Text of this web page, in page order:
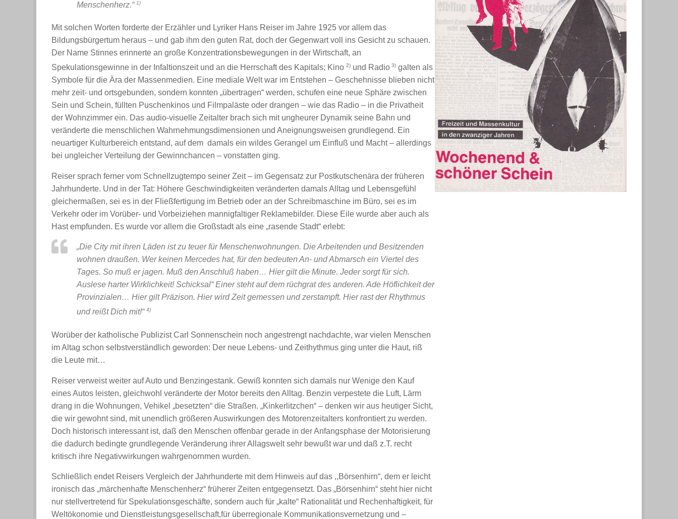
Menschenherz.“ 1)
Mit solchen Worten forderte der Erzähler und Lyriker Hans Reiser im Jahre 1925 vor allem das
Bildungsbürgertum heraus – und gab ihm den guten Rat, doch der Gegenwart voll ins Gesicht zu schauen.
Der Name Stinnes erinnerte an große Konzentrationsbewegungen in der Wirtschaft, an
Spekulationsgewinne in der Infaltionszeit und an die Herrschaft des Kapitals; Kino 2) und Radio 3) galten als
Symbole für die Ära der Massenmedien. Eine mediale Welt war im Entstehen – Geschehnisse blieben nicht
mehr zeit- und ortsgebunden, sondern konnten „übertragen“ werden, schufen eine neue Sphäre zwischen
Sein und Schein, füllten Puschenkinos und Filmpaläste oder drangen – wie das Radio – in die Privatheit
der Wohnzimmer ein. Das audio-visuelle Zeitalter brach sich mit ungheurer Dynamik seine Bahn und
veränderte die menschlichen Wahrnehmungsdimensionen und Aneignungsweisen grundlegend. Ein
neuartiger Kulturbereich entstand, auf dem damals ein wildes Gerangel um Einfluß und Macht – allerdings
bei ungleicher Verteilung der Gewinnchancen – vonstatten ging.
Reiser sprach ferner vom Schnellzugtempo seiner Zeit – im Gegensatz zur Postkutschenära der früheren
Jahrhunderte. Und in der Tat: Höhere Geschwindigkeiten veränderten damals Alltag und Lebensgefühl
gleichermaßen, sei es in der Fließfertigung im Betrieb oder an der Schreibmaschine im Büro, sei es im
Verkehr oder im Vorüber- und Vorbeiziehen mannigfaltiger Reklamebilder. Diese Eile wurde aber auch als
Hast empfunden. Es wurde vor allem die Großstadt als eine „rasende Stadt“ erlebt:
„Die City mit ihren Läden ist zu teuer für Menschenwohnungen. Die Arbeitenden und Besitzenden
wohnen draußen. Wer keinen Mercedes hat, für den bedeuten An- und Abmarsch ein Viertel des
Tages. So muß er jagen. Muß den Anschluß haben… Hier gilt die Minute. Jeder sorgt für sich.
Auslese harter Wirklichkeit! Schicksal“ Einer steht auf dem rüchgrat des anderen. Ade Höflichkeit der
Provinzialen… Hier gilt Präzison. Hier wird Zeit gemessen und zerstampft. Hier rast der Rhythmus
und reißt Dich mit!“ 4)
Worüber der katholische Publizist Carl Sonnenschein noch angestrengt nachdachte, war vielen Menschen
im Altag schon selbstverständlich geworden: Der neue Lebens- und Zeithythmus ging unter die Haut, riß
die Leute mit…
Reiser verweist weiter auf Auto und Benzingestank. Gewiß konnten sich damals nur Wenige den Kauf
eines Autos leisten, gleichwohl veränderte der Motor bereits den Alltag. Benzin verpestete die Luft, Lärm
drang in die Wohnungen, Vehikel „besetzten“ die Straßen. „Kinkerlitzchen“ – denken wir aus heutiger Sicht,
die wir gewohnt sind, mit unendlich größeren Auswirkungen des Motorenzeitalters konfrontiert zu werden.
Doch historisch interessant ist, daß den Menschen offenbar gerade in der Anfangsphase der Motorisierung
die dadurch bedingte grundlegende Veränderung ihrer Allagswelt sehr bewußt war und daß z.T. recht
kritisch ihre Negativwirkungen wahrgenornmen wurden.
Schließlich endet Reisers Vergleich der Jahrhunderte mit dem Hinweis auf das ,,Börsenhirn“, dem er leicht
ironisch das „märchenhafte Menschenherz“ früherer Zeiten entgegensetzt. Das „Börsenhirn“ steht hier nicht
nur stellvertretend für Spekulationsgeschäfte, sondern auch für „kalte“ Rationalität und Rechenhaftigkeit, für
Weltökonomie und Dienstleistungsgesellschaft,für überregionale Kommunikationsvernetzung und –